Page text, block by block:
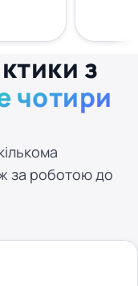
з
чотири
за роботою до